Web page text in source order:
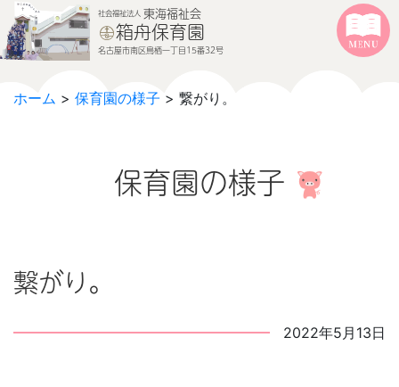
本文へジャンプする
メニューへジャンプする
社会福祉法人 東海福祉会
箱舟保育園
名古屋市南区鳥栖一丁目15番32号
ホーム > 保育園の様子 > 繋がり。
保育園の様子
繋がり。
2022年5月13日